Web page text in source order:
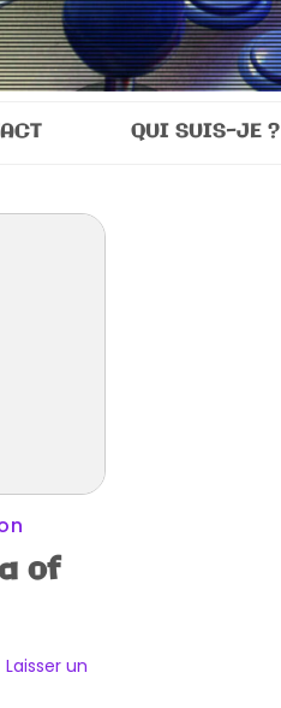
Room
QUI SUIS-JE ?
of
Laisser un